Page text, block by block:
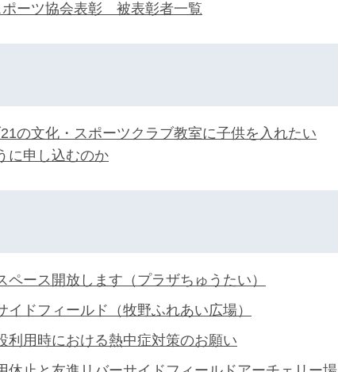
ポーツ協会表彰 被表彰者一覧
の文化・スポーツクラブ教室に子供を入れたい
に申し込むのか
ペース開放します（プラザちゅうたい）
イドフィールド（牧野ふれあい広場）
利用時における熱中症対策のお願い